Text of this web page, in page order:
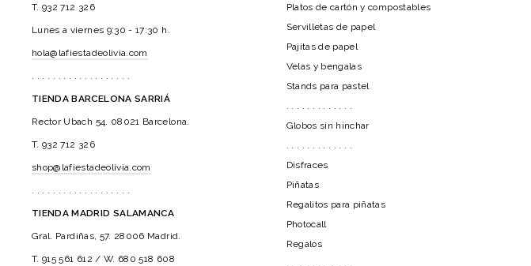
T. 932 712 326
Lunes a viernes 9:30 - 17:30 h.
hola@lafiestadeolivia.com
. . . . . . . . . . . . . . . . . . .
TIENDA BARCELONA SARRIÁ
Rector Ubach 54. 08021 Barcelona.
T. 932 712 326
shop@lafiestadeolivia.com
. . . . . . . . . . . . . . . . . . .
TIENDA MADRID SALAMANCA
Gral. Pardiñas, 57. 28006 Madrid.
T. 915 561 612 / W. 680 518 608
Platos de cartón y compostables
Servilletas de papel
Pajitas de papel
Velas y bengalas
Stands para pastel
Globos sin hinchar
Disfraces
Piñatas
Regalitos para piñatas
Photocall
Regalos